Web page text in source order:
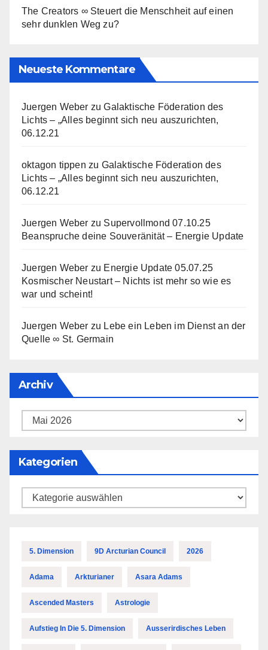
The Creators ∞ Steuert die Menschheit auf einen
sehr dunklen Weg zu?
Neueste Kommentare
Juergen Weber zuGalaktische Föderation des
Lichts – „Alles beginnt sich neu auszurichten,
06.12.21
oktagon tippen zu Galaktische Föderation des
Lichts – „Alles beginnt sich neu auszurichten,
06.12.21
Juergen Weber zu Supervollmond 07.10.25
Beanspruche deine Souveränität – Energie Update
Juergen Weber zu Energie Update 05.07.25
Kosmischer Neustart – Nichts ist mehr so wie es
war und scheint!
Juergen Weber zu Lebe ein Leben im Dienst an der
Quelle ∞ St. Germain
Archiv
Archiv
Kategorien
Kategorien
5. Dimension 9D Arcturian Council 2026
Adama Arkturianer Asara Adams
Ascended Masters Astrologie
Aufstieg In Die 5. Dimension Ausserirdisches Leben